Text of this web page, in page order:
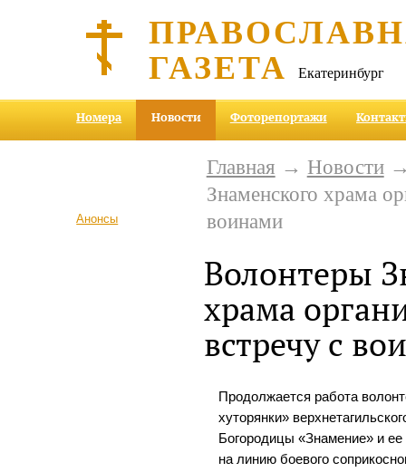
ГАЗЕТА Екатеринбург
Номера Новости Фоторепортажи
Анонсы
Главная → Новости→
Знаменского храма
воинами
Волонтеры
храма
встречу с
Продолжается работа
хуторянки»
Богородицы «Знамение» и
на линию боевого